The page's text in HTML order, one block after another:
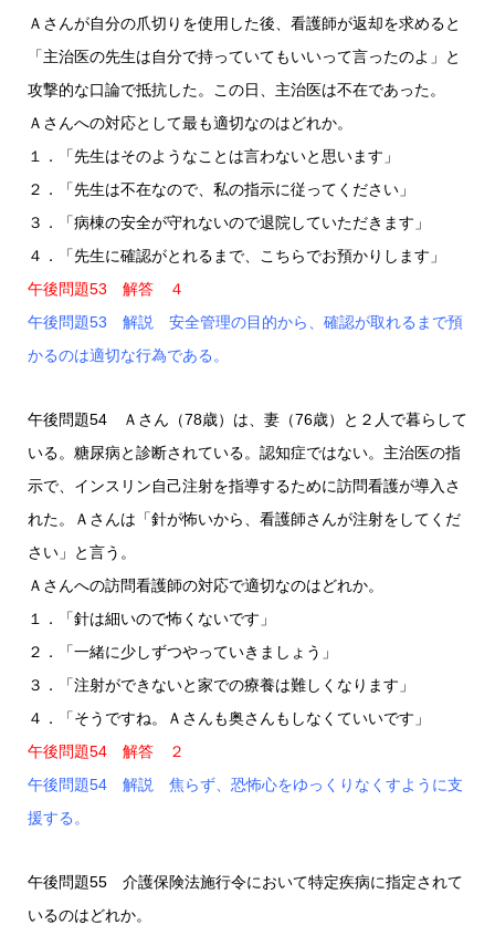
Ａさんが自分の爪切りを使用した後、看護師が返却を求めると
「主治医の先生は自分で持っていてもいいって言ったのよ」と
攻撃的な口論で抵抗した。この日、主治医は不在であった。
Ａさんへの対応として最も適切なのはどれか。
１．「先生はそのようなことは言わないと思います」
２．「先生は不在なので、私の指示に従ってください」
３．「病棟の安全が守れないので退院していただきます」
４．「先生に確認がとれるまで、こちらでお預かりします」
午後問題53 解答 ４
午後問題53 解説 安全管理の目的から、確認が取れるまで預
かるのは適切な行為である。
午後問題54 Ａさん（78歳）は、妻（76歳）と２人で暮らして
いる。糖尿病と診断されている。認知症ではない。主治医の指
示で、インスリン自己注射を指導するために訪問看護が導入さ
れた。Ａさんは「針が怖いから、看護師さんが注射をしてくだ
さい」と言う。
Ａさんへの訪問看護師の対応で適切なのはどれか。
１．「針は細いので怖くないです」
２．「一緒に少しずつやっていきましょう」
３．「注射ができないと家での療養は難しくなります」
４．「そうですね。Ａさんも奥さんもしなくていいです」
午後問題54 解答 ２
午後問題54 解説 焦らず、恐怖心をゆっくりなくすように支
援する。
午後問題55 介護保険法施行令において特定疾病に指定されて
いるのはどれか。